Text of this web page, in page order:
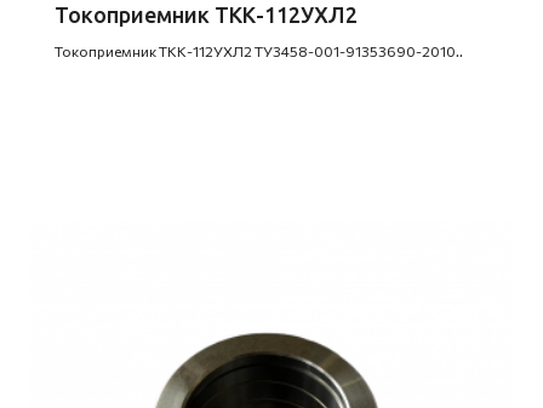
Токоприемник ТКК-112УХЛ2
Токоприемник ТКК-112УХЛ2 ТУ3458-001-91353690-2010..